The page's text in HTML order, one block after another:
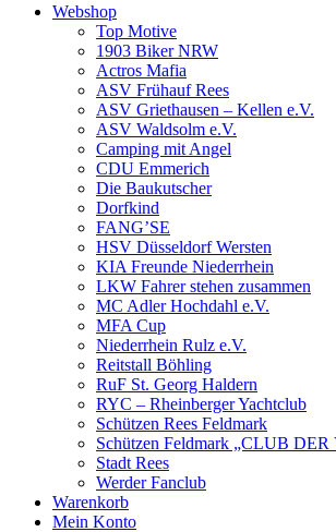
Webshop
Top Motive
1903 Biker NRW
Actros Mafia
ASV Frühauf Rees
ASV Griethausen – Kellen e.V.
ASV Waldsolm e.V.
Camping mit Angel
CDU Emmerich
Die Baukutscher
Dorfkind
FANG’SE
HSV Düsseldorf Wersten
KIA Freunde Niederrhein
LKW Fahrer stehen zusammen
MC Adler Hochdahl e.V.
MFA Cup
Niederrhein Rulz e.V.
Reitstall Böhling
RuF St. Georg Haldern
RYC – Rheinberger Yachtclub
Schützen Rees Feldmark
Schützen Feldmark „CLUB
Stadt Rees
Werder Fanclub
Warenkorb
Mein Konto